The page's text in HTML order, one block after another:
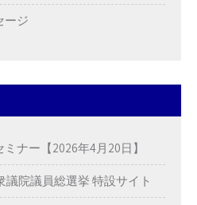
ージ
ナー【2026年4月20日】
議院議員総選挙 特設サイト